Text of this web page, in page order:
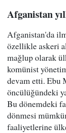
Afganistan
Afganistan'da
özellikle askeri
mağlup olarak
komünist
devam etti. Ebu
öncülüğündeki
Bu dönemdeki
dönmesi
faaliyetlerine